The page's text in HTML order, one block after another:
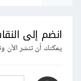
انضم إلى
يمكنك أن تنشر الآن